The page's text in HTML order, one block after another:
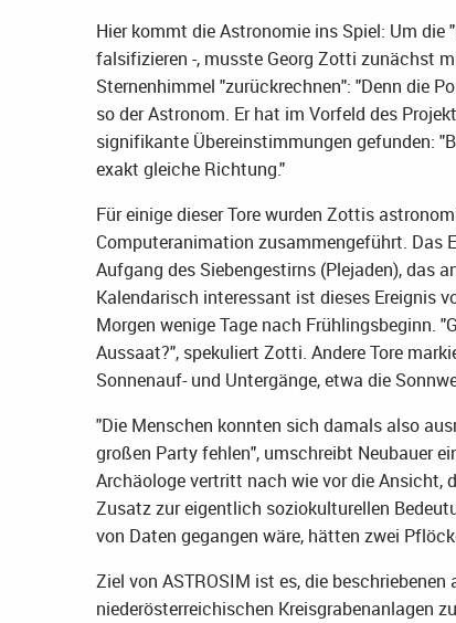
Hier kommt die Astronomie ins Spiel: Um die
falsifizieren -, musste Georg Zotti zunächst
Sternenhimmel "zurückrechnen": "Denn die
so der Astronom. Er hat im Vorfeld des
signifikante Übereinstimmungen gefunden:
exakt gleiche Richtung."
Für einige dieser Tore wurden Zottis
Computeranimation zusammengeführt. Das
Aufgang des Siebengestirns (Plejaden), das
Kalendarisch interessant ist dieses Ereignis
Morgen wenige Tage nach Frühlingsbeginn.
Aussaat?", spekuliert Zotti. Andere Tore
Sonnenauf- und Untergänge, etwa die
"Die Menschen konnten sich damals also
großen Party fehlen", umschreibt Neubauer
Archäologe vertritt nach wie vor die Ansicht,
Zusatz zur eigentlich soziokulturellen
von Daten gegangen wäre, hätten zwei
Ziel von ASTROSIM ist es, die
niederösterreichischen Kreisgrabenanlagen